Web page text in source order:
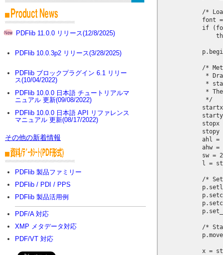
PDFlib 11.0.0 リリース(12/8/2025)
PDFlib 10.0.3p2 リリース(3/28/2025)
PDFlib ブロックプラグイン 6.1 リリー
ス(10/04/2022)
PDFlib 10.0.0 日本語 チュートリアルマ
ニュアル 更新(09/08/2022)
PDFlib 10.0.0 日本語 API リファレンス
マニュアル 更新(08/17/2022)
その他の新着情報
PDFlib 製品ファミリー
PDFlib / PDI / PPS
PDFlib 製品活用例
PDF/A 対応
XMP メタデータ対応
PDF/VT 対応
/*
font
if
/*
*
*
*
             */
stopx
stopy
ahl =
ahw =
sw =
l =
/*
/*
x =